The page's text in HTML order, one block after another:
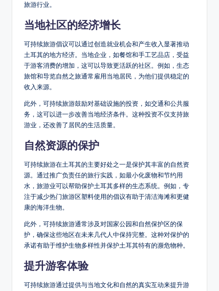
旅游行业。
当地社区的经济增长
可持续旅游倡议可以通过创造就业机会和产生收入显著推动
土耳其的地方经济。当地企业，如餐馆和手工艺品店，受益
于游客消费的增加，这可以导致更活跃的社区。例如，生态
旅馆和导览自然之旅通常雇用当地居民，为他们提供稳定的
收入来源。
此外，可持续旅游鼓励对基础设施的投资，如交通和公共服
务，这可以进一步改善当地经济条件。这种投资不仅支持旅
游业，还改善了居民的生活质量。
自然资源的保护
可持续旅游在土耳其的主要好处之一是保护其丰富的自然资
源。通过推广负责任的旅行实践，如最小化废物和节约用
水，旅游业可以帮助保护土耳其多样的生态系统。例如，专
注于减少热门旅游区塑料使用的倡议有助于清洁海滩和更健
康的海洋生物。
此外，可持续旅游通常涉及对国家公园和自然保护区的保
护，确保这些地区在未来几代人中保持完整。这种对保护的
承诺有助于维护生物多样性并保护土耳其特有的濒危物种。
提升游客体验
可持续旅游通过提供与当地文化和自然的真实互动来提升游